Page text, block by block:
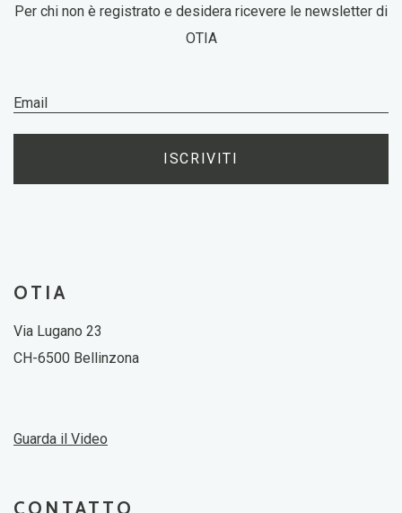
Per chi non è registrato e desidera ricevere le newsletter di
OTIA
ISCRIVITI
OTIA
Via Lugano 23
CH-6500 Bellinzona
Guarda il Video
CONTATTO